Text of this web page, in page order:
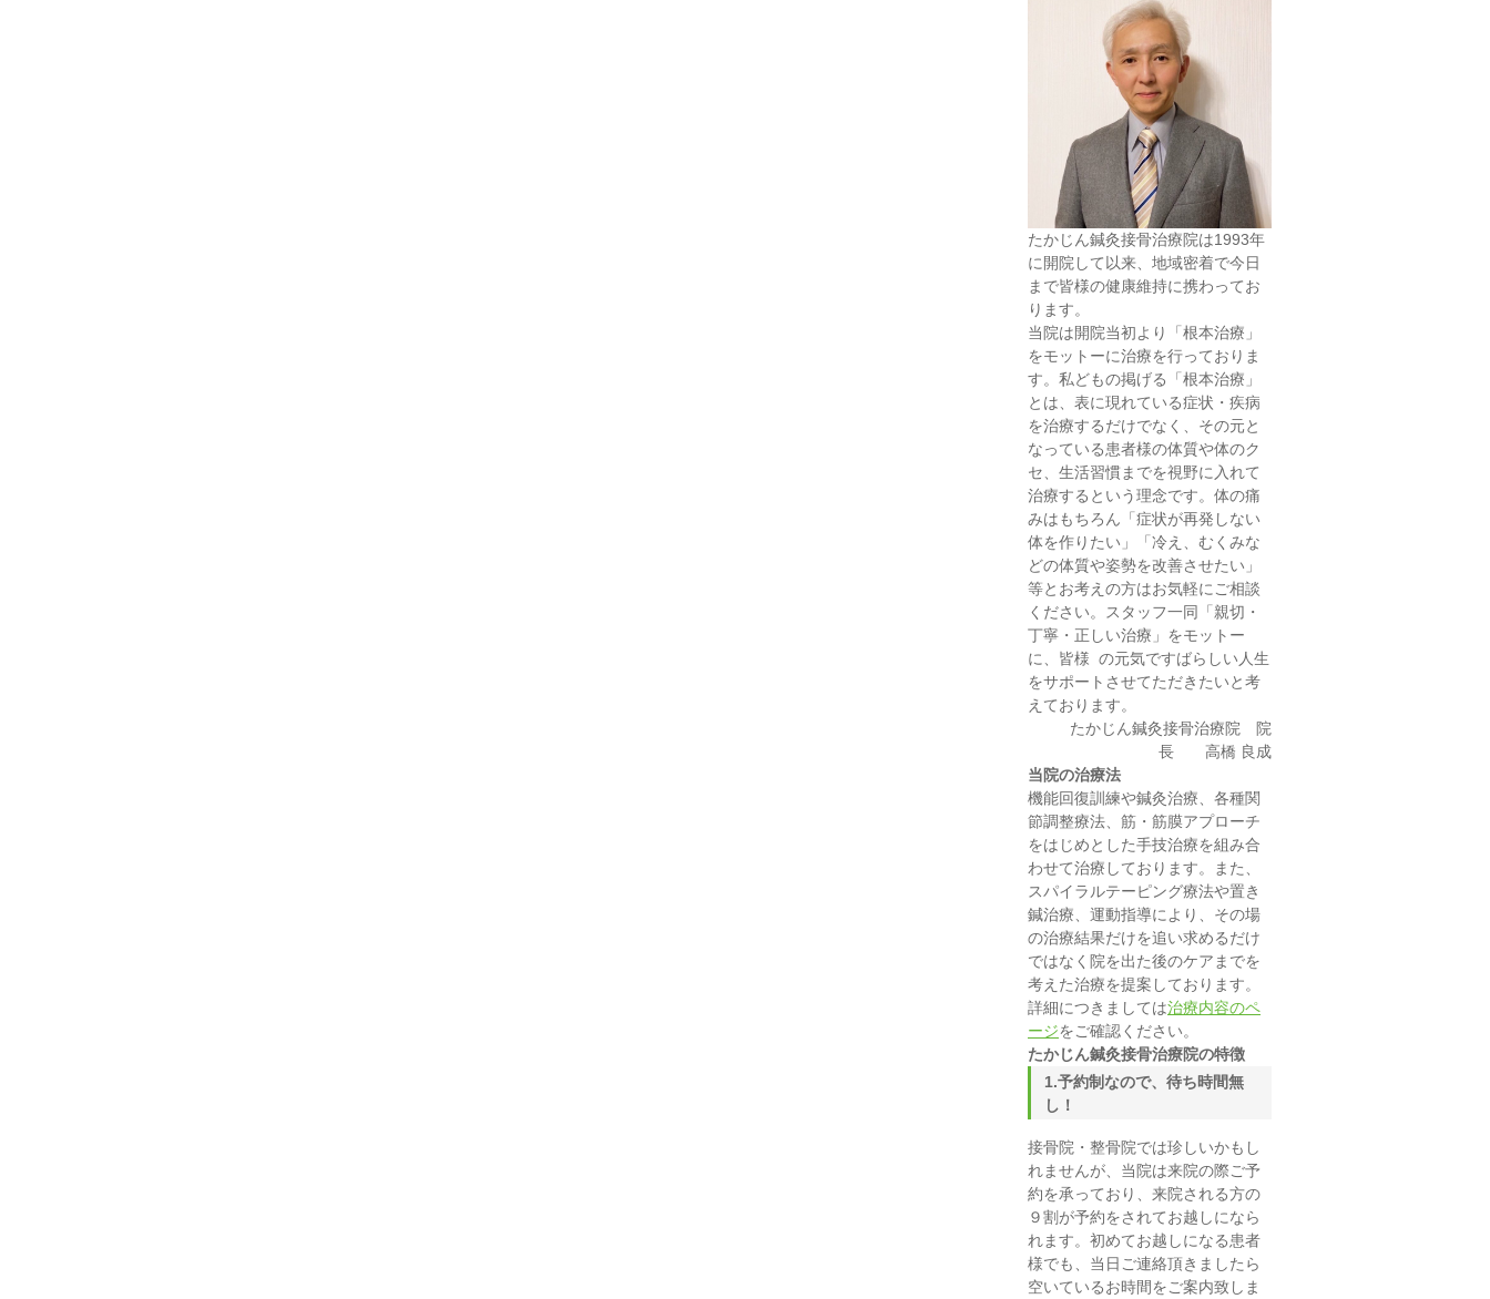
たかじん鍼灸接骨治療院は1993年
に開院して以来、地域密着で今日
まで皆様の健康維持に携わってお
ります。
当院は開院当初より「根本治療」
をモットーに治療を行っておりま
す。私どもの掲げる「根本治療」
とは、表に現れている症状・疾病
を治療するだけでなく、その元と
なっている患者様の体質や体のク
セ、生活習慣までを視野に入れて
治療するという理念です。体の痛
みはもちろん「症状が再発しない
体を作りたい」「冷え、むくみな
どの体質や姿勢を改善させたい」
等とお考えの方はお気軽にご相談
ください。スタッフ一同「親切・
丁寧・正しい治療」をモットー
に、皆様 の元気ですばらしい人生
をサポートさせてただきたいと考
えております。
たかじん鍼灸接骨治療院 院
長 高橋 良成
当院の治療法
機能回復訓練や鍼灸治療、各種関
節調整療法、筋・筋膜アプローチ
をはじめとした手技治療を組み合
わせて治療しております。また、
スパイラルテーピング療法や置き
鍼治療、運動指導により、その場
の治療結果だけを追い求めるだけ
ではなく院を出た後のケアまでを
考えた治療を提案しております。
詳細につきましては治療内容のペ
ージをご確認ください。
たかじん鍼灸接骨治療院の特徴
1.予約制なので、待ち時間無
し！
接骨院・整骨院では珍しいかもし
れませんが、当院は来院の際ご予
約を承っており、来院される方の
９割が予約をされてお越しになら
れます。初めてお越しになる患者
様でも、当日ご連絡頂きましたら
空いているお時間をご案内致しま